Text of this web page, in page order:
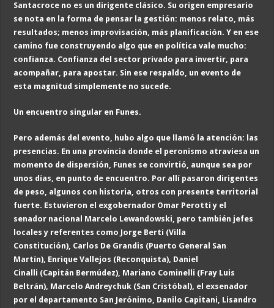
Santacroce no es un dirigente clásico. Su origen empresario
se nota en la forma de pensar la gestión: menos relato, más
resultados; menos improvisación, más planificación. Y en ese
camino fue construyendo algo que en política vale mucho:
confianza. Confianza del sector privado para invertir, para
acompañar, para apostar. Sin ese respaldo, un evento de
esta magnitud simplemente no sucede.
Un encuentro singular en Funes.
Pero además del evento, hubo algo que llamó la atención: las
presencias. En una provincia donde el peronismo atraviesa un
momento de dispersión, Funes se convirtió, aunque sea por
unos días, en punto de encuentro. Por allí pasaron dirigentes
de peso, algunos con historia, otros con presente territorial
fuerte. Estuvieron el exgobernador Omar Perotti y el
senador nacional Marcelo Lewandowski, pero también jefes
locales y referentes como Jorge Berti (Villa
Constitución), Carlos De Grandis (Puerto General San
Martín), Enrique Vallejos (Reconquista), Daniel
Cinalli (Capitán Bermúdez), Mariano Cominelli (Fray Luis
Beltrán), Marcelo Andreychuk (San Cristóbal), el exsenador
por el departamento San Jerónimo, Danilo Capitani, Lisandro